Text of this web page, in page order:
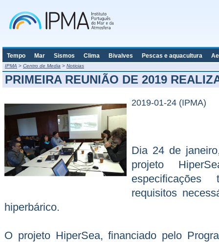
Tempo Mar Sismos Clima Bivalves Pescas e aquacultura
IPMA > Centro de Media > Noticias
PRIMEIRA REUNIÃO DE 2019
2019-01-24 (IPMA)
Dia 24 de
projeto
requisitos
hiperbárico.
O projeto HiperSea, financiado pelo